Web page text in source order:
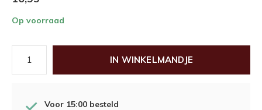
Op voorraad
IN WINKELMANDJE
Voor 15:00 besteld